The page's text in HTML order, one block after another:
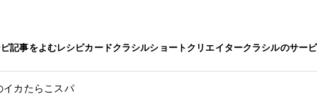
記事をよむレシピカードクラシルショートクリエイタークラシルのサー
イカたらこスパ